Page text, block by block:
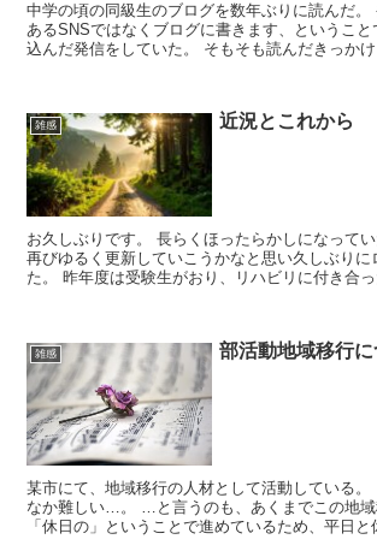
中学の頃の同級生のブログを数年ぶりに読んだ
あるSNSではなくブログに書きます、ということ
込んだ発信をしていた。 そもそも読んだきっか
雑感 近況とこれから
お久しぶりです。 長らくほったらかしになってい
再びゆるく更新していこうかなと思い久しぶりに
た。 昨年度は受験生がおり、リハビリに付き合
雑感 部活動地域移行に
某市にて、地域移行の人材として活動している
なか難しい…。 …と言うのも、あくまでこの地域
「休日の」ということで進めているため、平日と